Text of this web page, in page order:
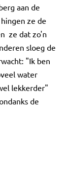
aan de
ze de
ze dat zo'n
sloeg de
"Ik ben
water
lekkerder"
de